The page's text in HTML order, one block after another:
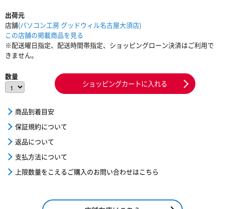
出荷元
店舗(パソコン工房 グッドウィル名古屋大須店)
この店舗の掲載商品を見る
※配送曜日指定、配送時間帯指定、ショッピングローン決済はご利用で
きません。
数量
ショッピングカートに入れる
商品到着目安
保証規約について
返品について
支払方法について
上限数量をこえるご購入のお問い合わせはこちら